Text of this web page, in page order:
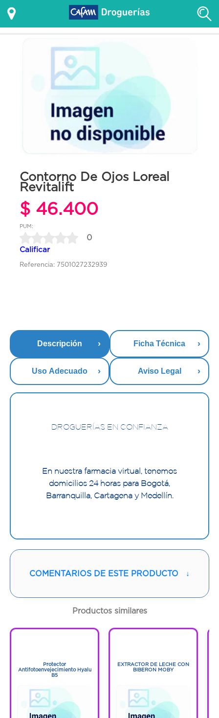
Contorno De Ojos Loreal
Revitalift
$ 46.400
PUM:
0
Calificar
Referencia: 7501027232939
Descripción Ficha Técnica
Uso Adecuado Aviso Legal
DROGUERÍAS EN CONFIANZA
En nuestra farmacia virtual, tenemos
domicilios 24 horas para Bogotá,
Barranquilla, Cartagena y Medellín.
COMENTARIOS DE ESTE PRODUCTO ↓
Productos similares
Protector
Antifotoenvejecimiento Hyalu
B5
EXTRACTOR DE LECHE CON
BIBERON MOBY